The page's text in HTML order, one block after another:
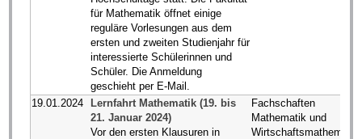
für Mathematik öffnet einige
reguläre Vorlesungen aus dem
ersten und zweiten Studienjahr für
interessierte Schülerinnen und
Schüler. Die Anmeldung
geschieht per E-Mail.
19.01.2024
Lernfahrt Mathematik (19. bis
21. Januar 2024)
Vor den ersten Klausuren in
Fachschaften
Mathematik und
Wirtschaftsmathematik